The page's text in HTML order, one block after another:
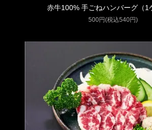
赤牛100% 手ごねハンバーグ（1
500円(税込540円)